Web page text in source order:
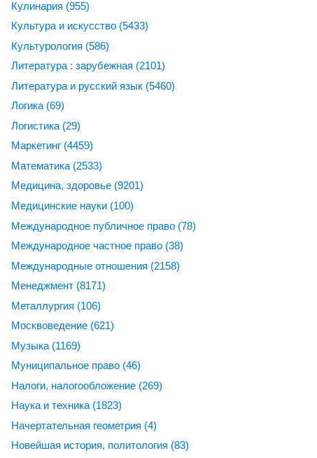
Кулинария (955)
Культура и искусство (5433)
Культурология (586)
Литература : зарубежная (2101)
Литература и русский язык (5460)
Логика (69)
Логистика (29)
Маркетинг (4459)
Математика (2533)
Медицина, здоровье (9201)
Медицинские науки (100)
Международное публичное право (78)
Международное частное право (38)
Международные отношения (2158)
Менеджмент (8171)
Металлургия (106)
Москвоведение (621)
Музыка (1169)
Муниципальное право (46)
Налоги, налогообложение (269)
Наука и техника (1823)
Начертательная геометрия (4)
Новейшая история, политология (83)